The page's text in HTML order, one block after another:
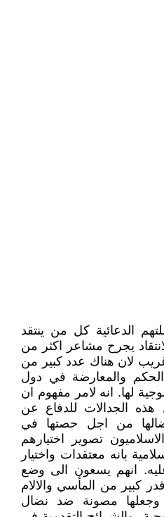
الدعائية كل من ينتقد
يجرح مشاعر اكثر من
لان هناك عدد كبير من
والمعارضة في دول
لها. انه لامر مفهوم ان
هذه الجدالات للدفاع عن
نضالها من اجل حصتها في
تصوير اختيارهم
بانه معتقدات واختيار
انهم يسعون الى وضع
كبير من المأسي والالام
وجعلها مصونة ضد نضال